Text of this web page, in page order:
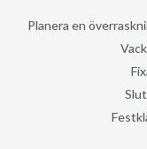
Planera en